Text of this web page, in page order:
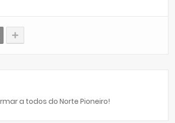
a todos do Norte Pioneiro!